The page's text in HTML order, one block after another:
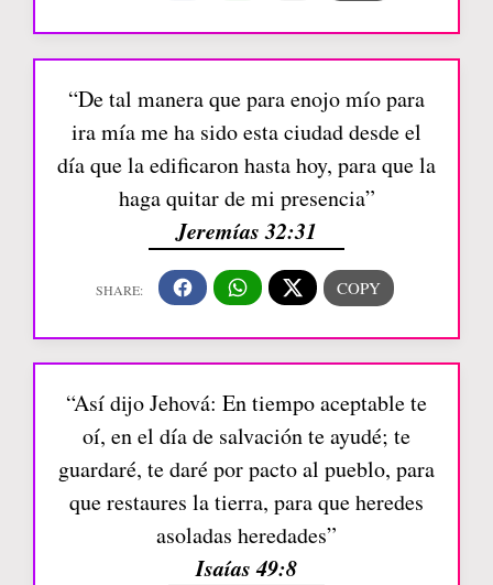
“De tal manera que para enojo mío para
ira mía me ha sido esta ciudad desde el
día que la edificaron hasta hoy, para que la
haga quitar de mi presencia”
Jeremías 32:31
“Así dijo Jehová: En tiempo aceptable te
oí, en el día de salvación te ayudé; te
guardaré, te daré por pacto al pueblo, para
que restaures la tierra, para que heredes
asoladas heredades”
Isaías 49:8